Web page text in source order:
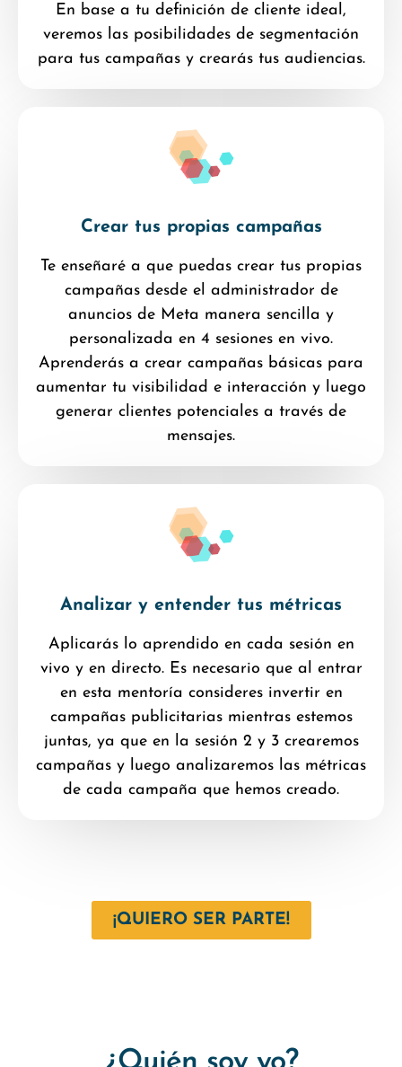
En base a tu definición de cliente ideal,
veremos las posibilidades de segmentación
para tus campañas y crearás tus audiencias.
Crear tus propias campañas
Te enseñaré a que puedas crear tus propias
campañas desde el administrador de
anuncios de Meta manera sencilla y
personalizada en 4 sesiones en vivo.
Aprenderás a crear campañas básicas para
aumentar tu visibilidad e interacción y luego
generar clientes potenciales a través de
mensajes.
Analizar y entender tus métricas
Aplicarás lo aprendido en cada sesión en
vivo y en directo. Es necesario que al entrar
en esta mentoría consideres invertir en
campañas publicitarias mientras estemos
juntas, ya que en la sesión 2 y 3 crearemos
campañas y luego analizaremos las métricas
de cada campaña que hemos creado.
¡QUIERO SER PARTE!